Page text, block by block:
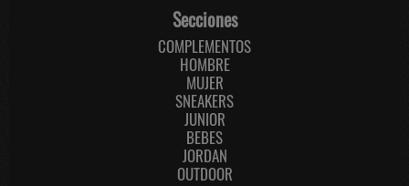
Secciones
COMPLEMENTOS
HOMBRE
MUJER
SNEAKERS
JUNIOR
BEBES
JORDAN
OUTDOOR